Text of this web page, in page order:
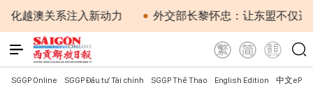
澳关系注入新动力 外交部长黎怀忠：让东盟不仅适应
SGGP Online SGGP Đầu tư Tài chính SGGP Thể Thao English Edition 中文